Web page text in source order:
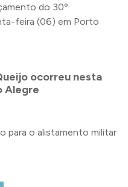
ocorreu nesta
Alegre